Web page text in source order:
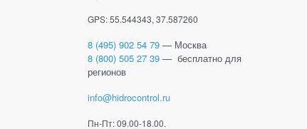
GPS: 55.544343, 37.587260
8 (495) 902 54 79 — Москва
8 (800) 505 27 39 — бесплатно для
регионов
info@hidrocontrol.ru
Пн-Пт: 09.00-18.00.